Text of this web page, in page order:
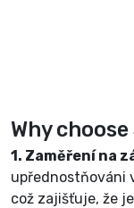
Why
1. Zaměření na
upřednostňováni
což zajišťuje, že